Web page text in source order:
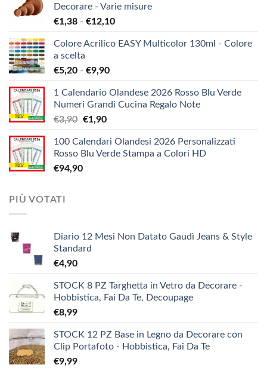
Decorare - Varie misure
€1,38 - €12,10Fascia
prezzo:
€12,10
Colore Acrilico EASY Multicolor 130ml - Colore
a scelta
€5,20 - €9,90Fascia
prezzo:
da
€9,90
1 Calendario Olandese 2026 Rosso Blu Verde
Numeri Grandi Cucina Regalo Note
€3,90 Il
originale
era:
€3,90.
€1,90Il
attuale
è:
100 Calendari Olandesi 2026 Personalizzati
Rosso Blu Verde Stampa a Colori HD
€94,90
PIÙ VOTATI
Diario 12 Mesi Non Datato Gaudì Jeans & Style
Standard
€4,90
STOCK 8 PZ Targhetta in Vetro da Decorare -
Hobbistica, Fai Da Te, Decoupage
€8,99
STOCK 12 PZ Base in Legno da Decorare con
Clip Portafoto - Hobbistica, Fai Da Te
€9,99